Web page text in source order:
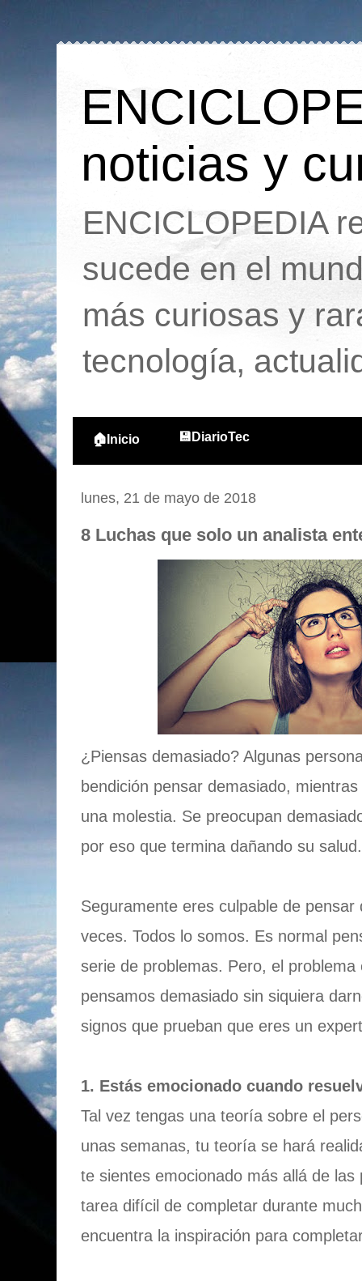
noticias y
ENCICLOPEDIA
sucede en el
más curiosas y
tecnología,
🏠Inicio 💾DiarioTec
lunes, 21 de mayo de 2018
8 Luchas que solo un analista
¿Piensas demasiado? Algunas
bendición pensar demasiado,
una molestia. Se preocupan
por eso que termina dañando su salud.
Seguramente eres culpable de pensar
veces. Todos lo somos. Es normal
serie de problemas. Pero, el problema
pensamos demasiado sin siquiera
signos que prueban que eres un
1. Estás emocionado cuando
Tal vez tengas una teoría sobre el
unas semanas, tu teoría se hará
te sientes emocionado más allá de
tarea difícil de completar durante
encuentra la inspiración para